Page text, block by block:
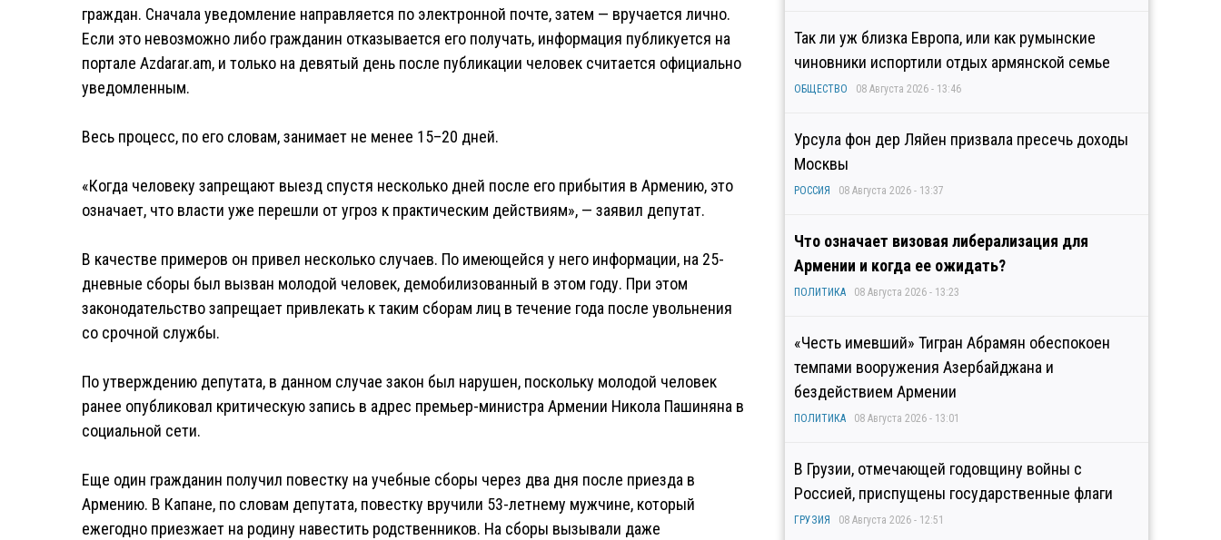
граждан. Сначала уведомление направляется по электронной почте, затем — вручается лично.
Если это невозможно либо гражданин отказывается его получать, информация публикуется на
портале Azdarar.am, и только на девятый день после публикации человек считается официально
уведомленным.
Весь процесс, по его словам, занимает не менее 15–20 дней.
«Когда человеку запрещают выезд спустя несколько дней после его прибытия в Армению, это
означает, что власти уже перешли от угроз к практическим действиям», — заявил депутат.
В качестве примеров он привел несколько случаев. По имеющейся у него информации, на 25-
дневные сборы был вызван молодой человек, демобилизованный в этом году. При этом
законодательство запрещает привлекать к таким сборам лиц в течение года после увольнения
со срочной службы.
По утверждению депутата, в данном случае закон был нарушен, поскольку молодой человек
ранее опубликовал критическую запись в адрес премьер-министра Армении Никола Пашиняна в
социальной сети.
Еще один гражданин получил повестку на учебные сборы через два дня после приезда в
Армению. В Капане, по словам депутата, повестку вручили 53-летнему мужчине, который
ежегодно приезжает на родину навестить родственников. На сборы вызывали даже
Так ли уж близка Европа, или как румынские
чиновники испортили отдых армянской семье
ОБЩЕСТВО 08 Августа 2026 - 13:46
Урсула фон дер Ляйен призвала пресечь доходы
Москвы
РОССИЯ 08 Августа 2026 - 13:37
Что означает визовая либерализация для
Армении и когда ее ожидать?
ПОЛИТИКА 08 Августа 2026 - 13:23
«Честь имевший» Тигран Абрамян обеспокоен
темпами вооружения Азербайджана и
бездействием Армении
ПОЛИТИКА 08 Августа 2026 - 13:01
В Грузии, отмечающей годовщину войны с
Россией, приспущены государственные флаги
ГРУЗИЯ 08 Августа 2026 - 12:51